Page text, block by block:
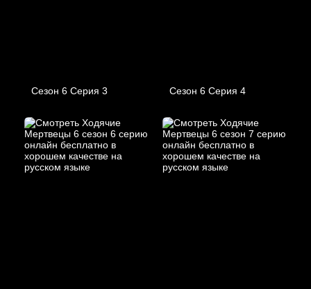
Сезон 6 Серия 3 Сезон 6 Серия 4